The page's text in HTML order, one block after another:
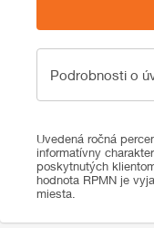
Podrobnosti o úvere
Podrobnosti o
Uvedená ročná
informatívny
poskytnutých
hodnota RPMN je
miesta.